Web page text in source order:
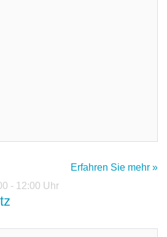
Erfahren Sie mehr »
- 12:00 Uhr